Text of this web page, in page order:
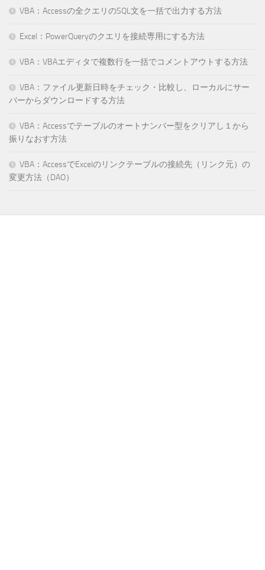
VBA：Accessの全クエリのSQL文を一括で出力する方法
Excel：PowerQueryのクエリを接続専用にする方法
VBA：VBAエディタで複数行を一括でコメントアウトする方法
VBA：ファイル更新日時をチェック・比較し、ローカルにサー
バーからダウンロードする方法
VBA：Accessでテーブルのオートナンバー型をクリアし１から
振りなおす方法
VBA：AccessでExcelのリンクテーブルの接続先（リンク元）の
変更方法（DAO）